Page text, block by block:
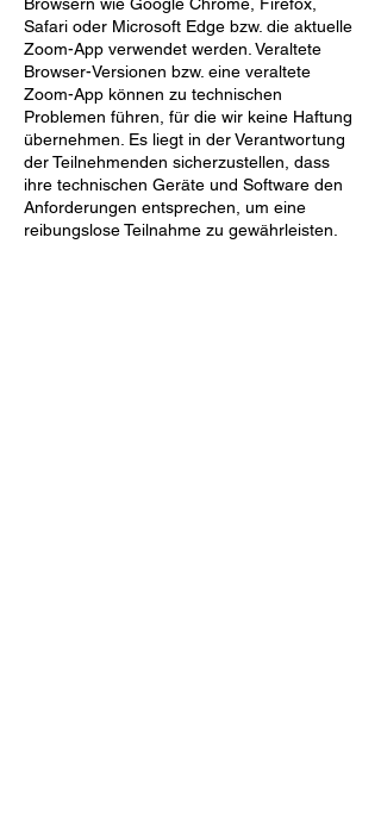
Safari oder Microsoft Edge bzw. die aktuelle
Zoom-App verwendet werden. Veraltete
Browser-Versionen bzw. eine veraltete
Zoom-App können zu technischen
Problemen führen, für die wir keine Haftung
übernehmen. Es liegt in der Verantwortung
der Teilnehmenden sicherzustellen, dass
ihre technischen Geräte und Software den
Anforderungen entsprechen, um eine
reibungslose Teilnahme zu gewährleisten.